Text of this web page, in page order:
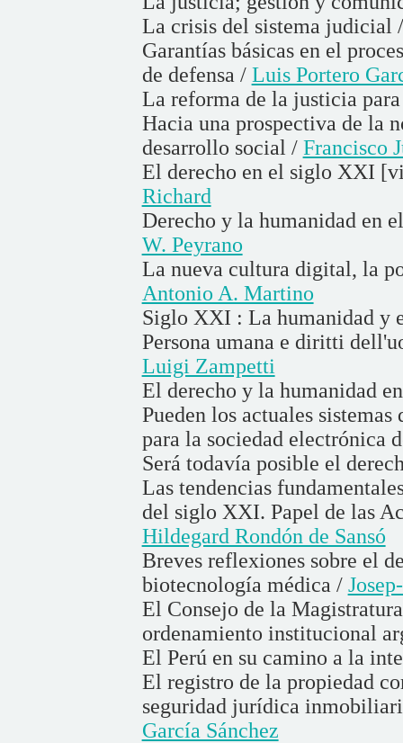
La crisis del sistema judicial
Garantías básicas en el
de defensa / Luis Portero
La reforma de la justicia
Hacia una prospectiva de la
desarrollo social / Francisco
El derecho en el siglo XXI
Richard
Derecho y la humanidad en
W. Peyrano
La nueva cultura digital, la
Antonio A. Martino
Siglo XXI : La humanidad y
Persona umana e diritti
Luigi Zampetti
El derecho y la humanidad
Pueden los actuales
para la sociedad electrónica
Será todavía posible el
Las tendencias
del siglo XXI. Papel de las
Hildegard Rondón de Sansó
Breves reflexiones sobre el
biotecnología médica /
El Consejo de la
ordenamiento institucional
El Perú en su camino a la
El registro de la propiedad
seguridad jurídica
García Sánchez